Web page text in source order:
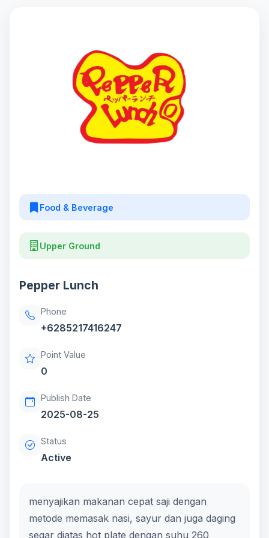
Food & Beverage
Upper Ground
Pepper Lunch
Phone
+6285217416247
Point Value
0
Publish Date
2025-08-25
Status
Active
menyajikan makanan cepat saji dengan
metode memasak nasi, sayur dan juga daging
segar diatas hot plate dengan suhu 260